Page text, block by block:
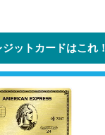
ットカードはこれ！